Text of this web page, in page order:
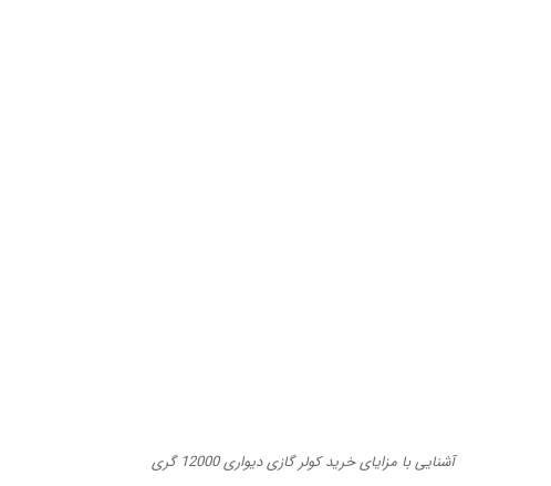
آشنایی با مزایای خرید کولر گازی دیواری 12000 گری